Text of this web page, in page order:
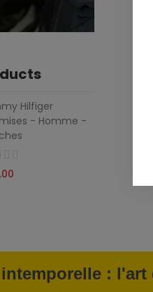
Hilfiger
- Homme -
: l'art